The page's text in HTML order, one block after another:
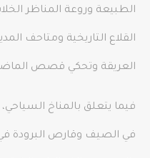
الطبيعة وروعة المناظر
القلاع التاريخية ومتاحف
العريقة وتحكي قصص
فيما يتعلق بالمناخ
في الصيف وقارص البرودة